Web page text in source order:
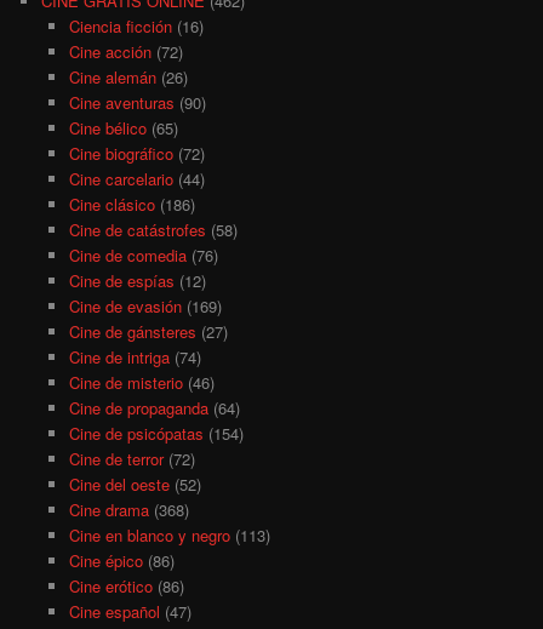
Ciencia ficción(16)
Cine acción(72)
Cine alemán(26)
Cine aventuras (90)
Cine bélico(65)
Cine biográfico(72)
Cine carcelario(44)
Cine clásico(186)
Cine de catástrofes (58)
Cine de comedia(76)
Cine de espías (12)
Cine de evasión(169)
Cine de gánsteres (27)
Cine de intriga(74)
Cine de misterio(46)
Cine de propaganda(64)
Cine de psicópatas (154)
Cine de terror(72)
Cine del oeste(52)
Cine drama(368)
Cine en blanco y negro(113)
Cine épico(86)
Cine erótico(86)
Cine español (47)